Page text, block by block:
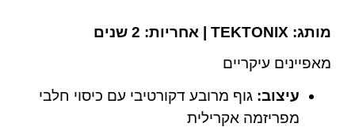
מותג: TEKTONIX | אחריות: 2 שנים
מאפיינים עיקריים
עיצוב: גוף מרובע דקורטיבי עם כיסוי חלבי
מפריזמה אקרילית